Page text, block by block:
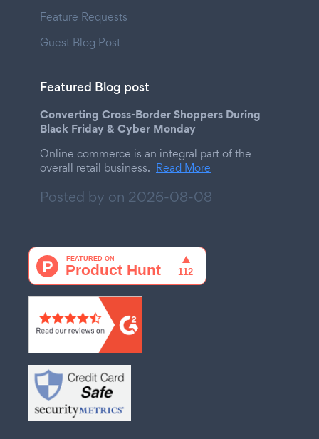
Feature Requests
Guest Blog Post
Featured Blog post
Converting Cross-Border Shoppers During
Black Friday & Cyber Monday
Online commerce is an integral part of the
overall retail business. Read More
Posted by on 2026-08-08